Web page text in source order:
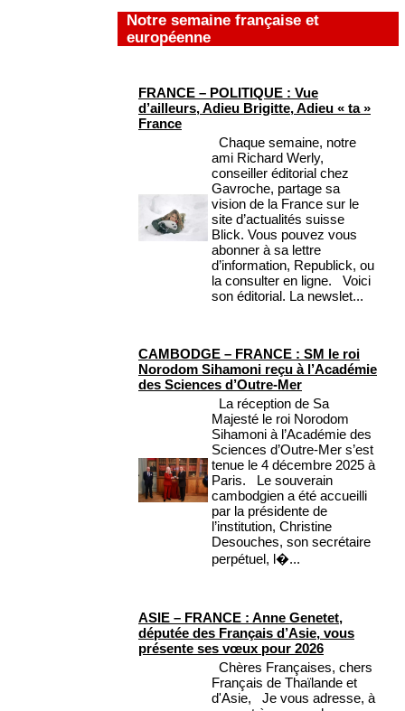
Notre semaine française et
européenne
FRANCE – POLITIQUE : Vue
d’ailleurs, Adieu Brigitte, Adieu « ta »
France
Chaque semaine, notre
ami Richard Werly,
conseiller éditorial chez
Gavroche, partage sa
vision de la France sur le
site d’actualités suisse
Blick. Vous pouvez vous
abonner à sa lettre
d’information, Republick, ou
la consulter en ligne. Voici
son éditorial. La newslet...
CAMBODGE – FRANCE : SM le roi
Norodom Sihamoni reçu à l’Académie
des Sciences d’Outre-Mer
La réception de Sa
Majesté le roi Norodom
Sihamoni à l’Académie des
Sciences d’Outre-Mer s’est
tenue le 4 décembre 2025 à
Paris. Le souverain
cambodgien a été accueilli
par la présidente de
l’institution, Christine
Desouches, son secrétaire
perpétuel, l�...
ASIE – FRANCE : Anne Genetet,
députée des Français d’Asie, vous
présente ses vœux pour 2026
Chères Françaises, chers
Français de Thaïlande et
d'Asie, Je vous adresse, à